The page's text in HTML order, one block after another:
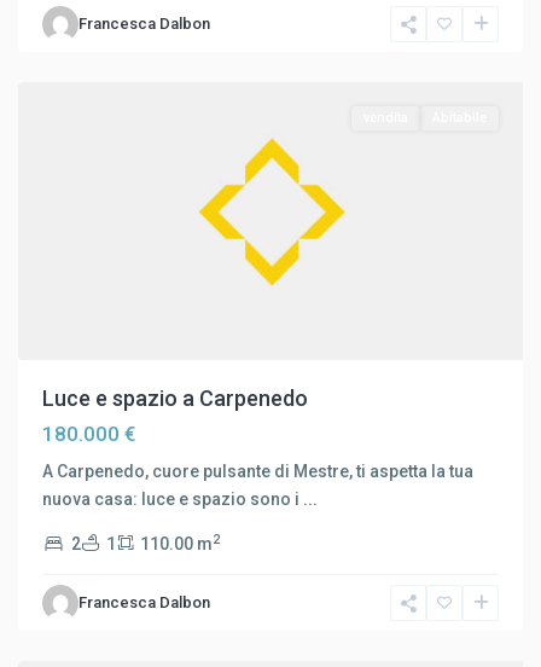
Francesca Dalbon
Carpenedo,
Luce e spazio a Carpenedo
180.000 €
A Carpenedo, cuore pulsante di Mestre, ti aspetta la tua
nuova casa: luce e spazio sono i ...
2 1 110.00 m2
Francesca Dalbon
marignana
Mogliano